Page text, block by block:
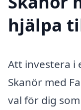
hjälpa
Att investera i
Skanör med
val för dig